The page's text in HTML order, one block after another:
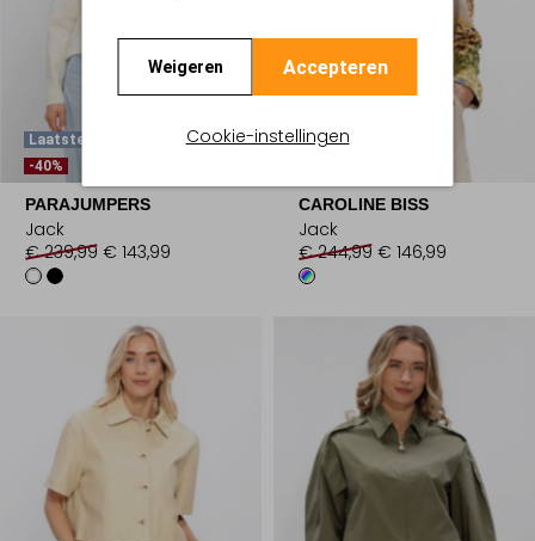
Weigeren Accepteren
Cookie-instellingen
Laatste Maten
-40%
PARAJUMPERS
Jack
€ 239,99 € 143,99
CAROLINE BISS
Jack
€ 244,99 € 146,99